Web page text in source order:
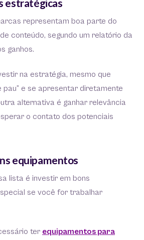
estratégicas
representam boa parte do
conteúdo, segundo um relatório da
ganhos.
na estratégia, mesmo que
pau” e se apresentar diretamente
alternativa é ganhar relevância
o contato dos potenciais
equipamentos
lista é investir em bons
se você for trabalhar
ter equipamentos para